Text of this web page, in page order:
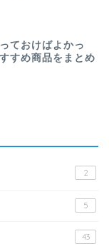
ておけばよかっ
すめ商品をまとめ
2
5
43